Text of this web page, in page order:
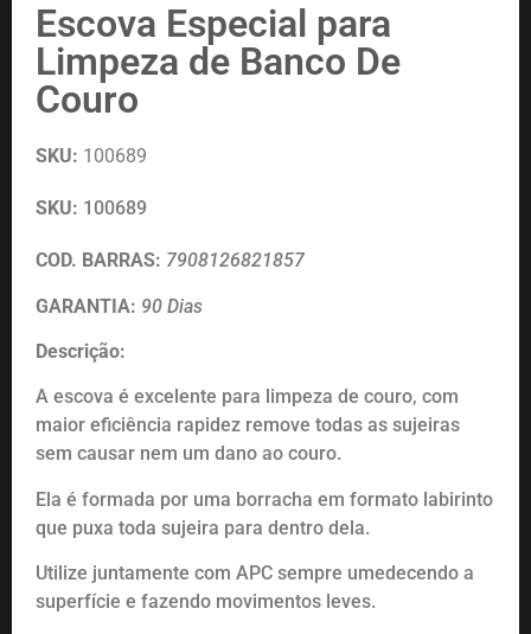
Escova Especial para
Limpeza de Banco De
Couro
SKU: 100689
SKU: 100689
COD. BARRAS: 7908126821857
GARANTIA: 90 Dias
Descrição:
A escova é excelente para limpeza de couro, com
maior eficiência rapidez remove todas as sujeiras
sem causar nem um dano ao couro.
Ela é formada por uma borracha em formato labirinto
que puxa toda sujeira para dentro dela.
Utilize juntamente com APC sempre umedecendo a
superfície e fazendo movimentos leves.